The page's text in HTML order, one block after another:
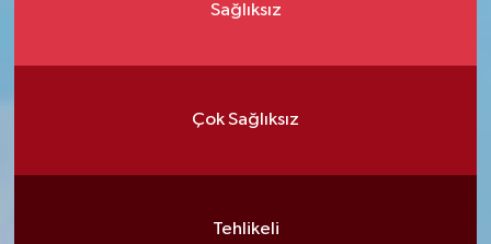
Sağlıksız
Çok Sağlıksız
Tehlikeli